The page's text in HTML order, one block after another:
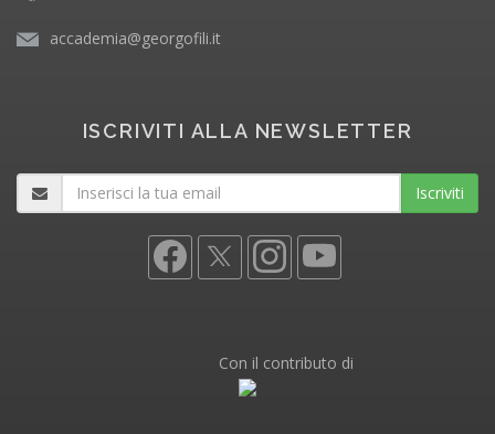
accademia@georgofili.it
ISCRIVITI ALLA NEWSLETTER
Iscriviti
Con il contributo di